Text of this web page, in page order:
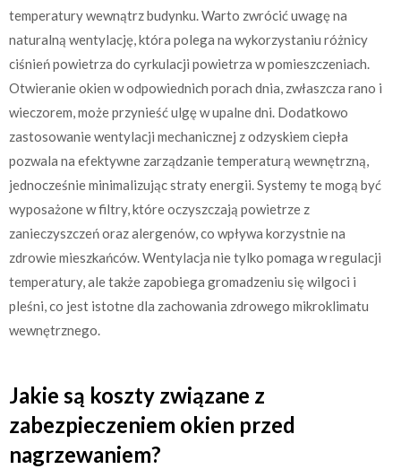
temperatury wewnątrz budynku. Warto zwrócić uwagę na
naturalną wentylację, która polega na wykorzystaniu różnicy
ciśnień powietrza do cyrkulacji powietrza w pomieszczeniach.
Otwieranie okien w odpowiednich porach dnia, zwłaszcza rano i
wieczorem, może przynieść ulgę w upalne dni. Dodatkowo
zastosowanie wentylacji mechanicznej z odzyskiem ciepła
pozwala na efektywne zarządzanie temperaturą wewnętrzną,
jednocześnie minimalizując straty energii. Systemy te mogą być
wyposażone w filtry, które oczyszczają powietrze z
zanieczyszczeń oraz alergenów, co wpływa korzystnie na
zdrowie mieszkańców. Wentylacja nie tylko pomaga w regulacji
temperatury, ale także zapobiega gromadzeniu się wilgoci i
pleśni, co jest istotne dla zachowania zdrowego mikroklimatu
wewnętrznego.
Jakie są koszty związane z
zabezpieczeniem okien przed
nagrzewaniem?